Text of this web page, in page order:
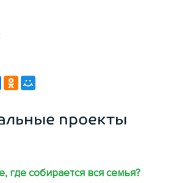
проекты
где собирается вся семья?